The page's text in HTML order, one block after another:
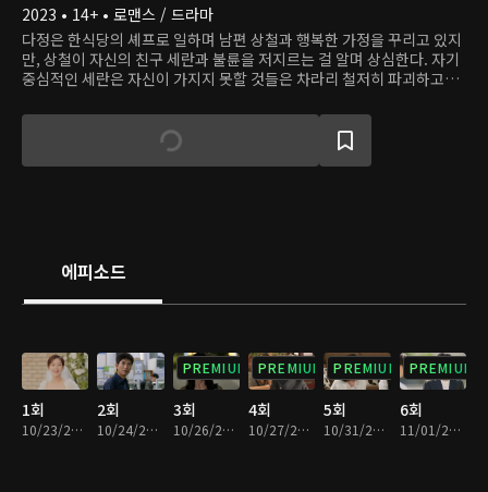
2023 • 14+ • 로맨스 / 드라마
다정은 한식당의 셰프로 일하며 남편 상철과 행복한 가정을 꾸리고 있지
만, 상철이 자신의 친구 세란과 불륜을 저지르는 걸 알며 상심한다. 자기
중심적인 세란은 자신이 가지지 못할 것들은 차라리 철저히 파괴하고자
만, 그럴수록 자신의 약한 모습을 발견한다. 다정은 자신이 받은 상처를
되갚으려 하고, 오해에서 비롯된 복수는 또 다른 복수로 이어진다. 엇갈
린 선택으로 정반대의 길을 걷게 된 두 여자. 서로에게 칼날을 세운 복수
에피소드
1회
10/23/2023 • 30분
2회
10/24/2023 • 30분
PREMIUM
3회
10/26/2023 • 30분
PREMIUM
4회
10/27/2023 • 29분
PREMIUM
5회
10/31/2023 • 30분
PREMIUM
6회
11/01/2023 • 30분